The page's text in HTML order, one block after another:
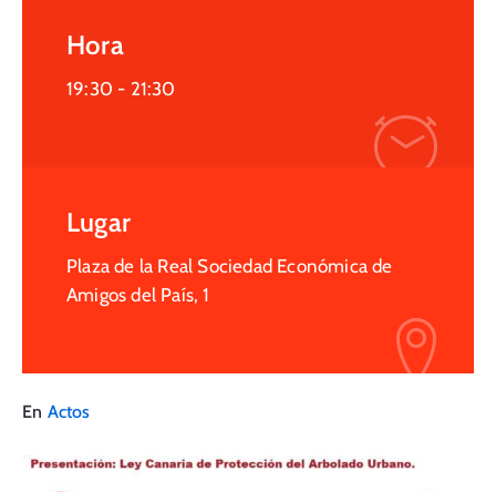
Hora
19:30 - 21:30
Lugar
Plaza de la Real Sociedad Económica de
Amigos del País, 1
En Actos